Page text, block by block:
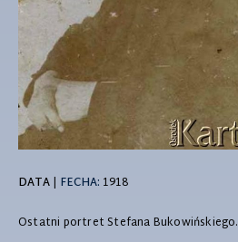
DATA| FECHA: 1918
Ostatni portret Stefana Bukowińskiego.